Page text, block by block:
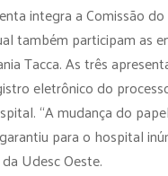
integra a Comissão
também participam as
Tacca. As três
eletrônico do
“A mudança do
para o hospital
Udesc Oeste.